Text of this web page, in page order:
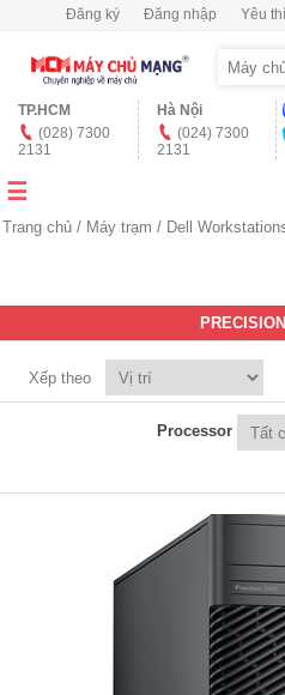
Đăng ký Đăng nhập Yêu
TP.HCM
(028) 7300
2131
Hà Nội
(024) 7300
2131
Trang chủ / Máy trạm / Dell
Xếp theo
Processor